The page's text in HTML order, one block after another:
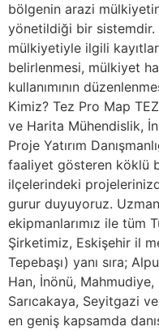
bölgenin arazi
yönetildiği bir
mülkiyetiyle ilgili
belirlenmesi, mülkiyet
kullanımının
Kimiz? Tez Pro Map
ve Harita Mühendislik,
Proje Yatırım
faaliyet gösteren köklü
ilçelerindeki
gurur duyuyoruz.
ekipmanlarımız ile tüm
Şirketimiz, Eskişehir il
Tepebaşı) yanı sıra;
Han, İnönü, Mahmudiye,
Sarıcakaya, Seyitgazi
en geniş kapsamda